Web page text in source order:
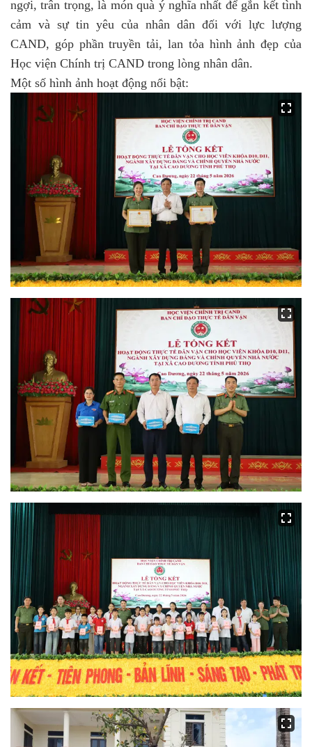
ngợi, trân trọng, là món quà ý nghĩa nhất để gắn kết tình
cảm và sự tin yêu của nhân dân đối với lực lượng
CAND, góp phần truyền tải, lan tỏa hình ảnh đẹp của
Học viện Chính trị CAND trong lòng nhân dân.
Một số hình ảnh hoạt động nổi bật: